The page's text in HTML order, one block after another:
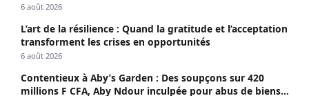
6 août 2026
L’art de la résilience : Quand la gratitude et l’acceptation
transforment les crises en opportunités
6 août 2026
Contentieux à Aby’s Garden : Des soupçons sur 420
millions F CFA, Aby Ndour inculpée pour abus de biens